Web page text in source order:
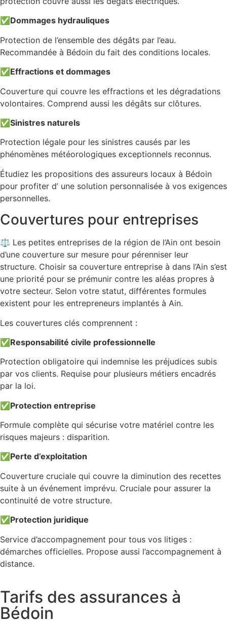
✅ Dommages hydrauliques
Protection de l’ensemble des dégâts par l’eau.
Recommandée à Bédoin du fait des conditions locales.
✅ Effractions et dommages
Couverture qui couvre les effractions et les dégradations
volontaires. Comprend aussi les dégâts sur clôtures.
✅Sinistres naturels
Protection légale pour les sinistres causés par les
phénomènes météorologiques exceptionnels reconnus.
Étudiez les propositions des assureurs locaux à Bédoin
pour profiter d’ une solution personnalisée à vos exigences
personnelles.
Couvertures pour entreprises
⚖️ Les petites entreprises de la région de l’Ain ont besoin
d’une couverture sur mesure pour pérenniser leur
structure. Choisir sa couverture entreprise à dans l’Ain s’est
une priorité pour se prémunir contre les aléas propres à
votre secteur. Selon votre statut, différentes formules
existent pour les entrepreneurs implantés à Ain.
Les couvertures clés comprennent :
✅Responsabilité civile professionnelle
Protection obligatoire qui indemnise les préjudices subis
par vos clients. Requise pour plusieurs métiers encadrés
par la loi.
✅Protection entreprise
Formule complète qui sécurise votre matériel contre les
risques majeurs : disparition.
✅ Perte d’exploitation
Couverture cruciale qui couvre la diminution des recettes
suite à un événement imprévu. Cruciale pour assurer la
continuité de votre structure.
✅ Protection juridique
Service d’accompagnement pour tous vos litiges :
démarches officielles. Propose aussi l’accompagnement à
distance.
Tarifs des assurances à
Bédoin